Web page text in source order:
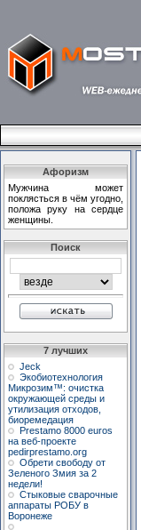
Афоризм
Мужчина может
поклясться в чём угодно,
положа руку на сердце
женщины.
Поиск
7 лучших
Jeck
Экобиотехнология
Микрозим™: очистка
окружающей среды и
утилизация отходов,
биоремедация
Prestamo 8000 euros
на веб-проекте
pedirprestamo.org
Обрети свободу от
Зеленого Змия за 2
недели!
Стыковые сварочные
аппараты РОБУ в
Воронеже